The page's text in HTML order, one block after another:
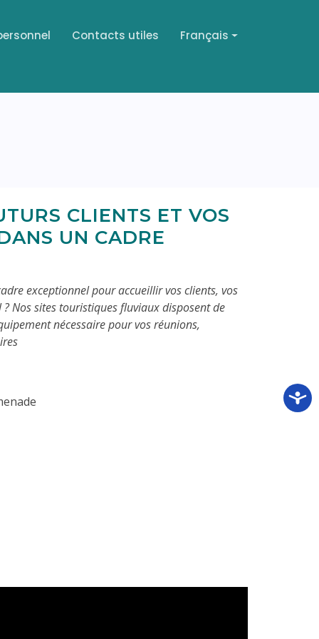
Contacts utiles Français
CLIENTS ET VOS
UN CADRE
exceptionnel pour accueillir vos clients, vos
Nos sites touristiques fluviaux disposent de
nécessaire pour vos réunions,